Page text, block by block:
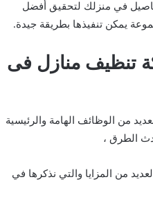
في منزلك لتحقيق أفضل
يمكن تنفيذها بطريقة جيدة.
تنظيف منازل فى
من الوظائف الهامة والرئيسية
الطرق ،
من المزايا والتي نذكرها في